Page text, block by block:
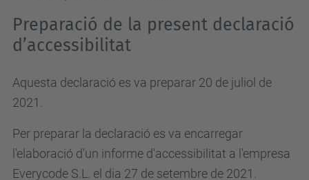
Preparació de la present declaració
d’accessibilitat
Aquesta declaració es va preparar 20 de juliol de
2021.
Per preparar la declaració es va encarregar
l'elaboració d'un informe d'accessibilitat a l'empresa
Everycode S.L. el dia 27 de setembre de 2021.